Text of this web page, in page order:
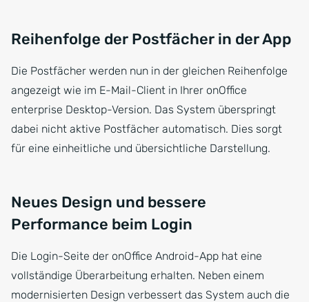
Reihenfolge der Postfächer in der App
Die Postfächer werden nun in der gleichen Reihenfolge
angezeigt wie im E-Mail-Client in Ihrer onOffice
enterprise Desktop-Version. Das System überspringt
dabei nicht aktive Postfächer automatisch. Dies sorgt
für eine einheitliche und übersichtliche Darstellung.
Neues Design und bessere
Performance beim Login
Die Login-Seite der onOffice Android-App hat eine
vollständige Überarbeitung erhalten. Neben einem
modernisierten Design verbessert das System auch die